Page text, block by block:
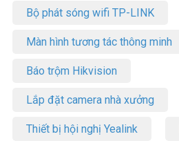
Bộ phát sóng wifi TP-LINK
Màn hình tương tác thông minh
Báo trộm Hikvision
Lắp đặt camera nhà xưởng
Thiết bị hội nghị Yealink